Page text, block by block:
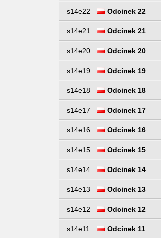
s14e22 Odcinek 22
s14e21 Odcinek 21
s14e20 Odcinek 20
s14e19 Odcinek 19
s14e18 Odcinek 18
s14e17 Odcinek 17
s14e16 Odcinek 16
s14e15 Odcinek 15
s14e14 Odcinek 14
s14e13 Odcinek 13
s14e12 Odcinek 12
s14e11 Odcinek 11